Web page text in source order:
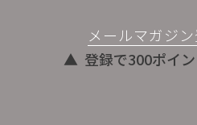
メールマガジ
登録で300ポイ